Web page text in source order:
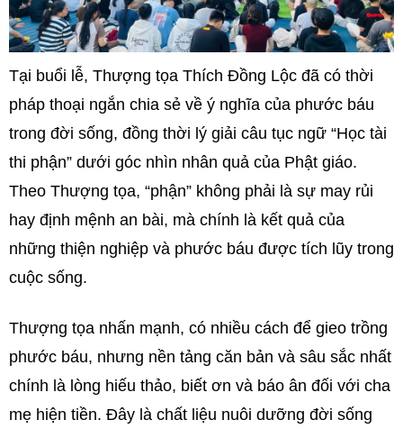
Tại buổi lễ, Thượng tọa Thích Đồng Lộc đã có thời
pháp thoại ngắn chia sẻ về ý nghĩa của phước báu
trong đời sống, đồng thời lý giải câu tục ngữ “Học tài
thi phận” dưới góc nhìn nhân quả của Phật giáo.
Theo Thượng tọa, “phận” không phải là sự may rủi
hay định mệnh an bài, mà chính là kết quả của
những thiện nghiệp và phước báu được tích lũy trong
cuộc sống.
Thượng tọa nhấn mạnh, có nhiều cách để gieo trồng
phước báu, nhưng nền tảng căn bản và sâu sắc nhất
chính là lòng hiếu thảo, biết ơn và báo ân đối với cha
mẹ hiện tiền. Đây là chất liệu nuôi dưỡng đời sống